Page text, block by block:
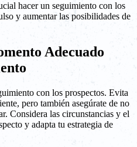
hacer un seguimiento con los
y aumentar las posibilidades de
Adecuado
con los prospectos. Evita
pero también asegúrate de no
Considera las circunstancias y el
y adapta tu estrategia de